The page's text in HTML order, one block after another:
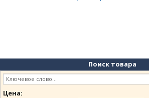
Поиск товара
Цена: